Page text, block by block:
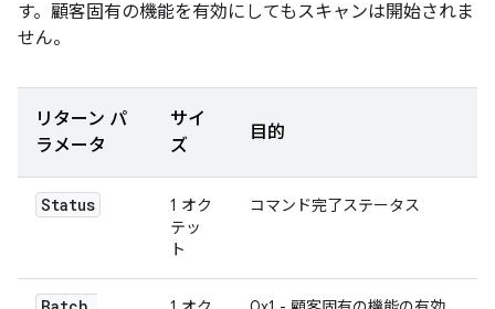
す。顧客固有の機能を有効にしてもスキャンは開始されま
せん。
リターン パ
ラメータ
サイ
ズ
目的
Status
1 オク
テッ
ト
コマンド完了ステータス